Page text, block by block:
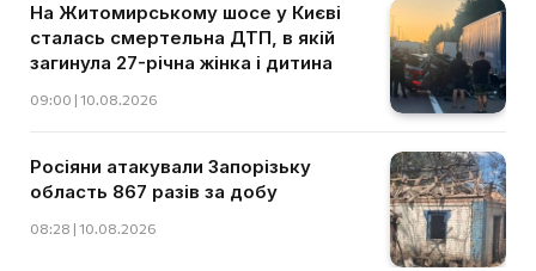
На Житомирському шосе у Києві
сталась смертельна ДТП, в якій
загинула 27-річна жінка і дитина
09:00 | 10.08.2026
Росіяни атакували Запорізьку
область 867 разів за добу
08:28 | 10.08.2026